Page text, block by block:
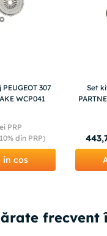
307
WCP041
PRP
10%din PRP)
in cos
Set
443,
frecvent